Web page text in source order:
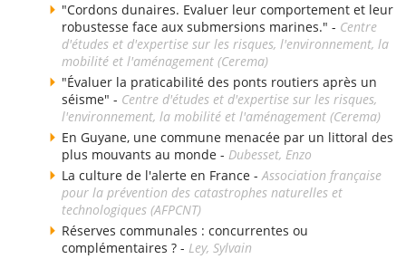
"Cordons dunaires. Evaluer leur comportement et leur
robustesse face aux submersions marines." - Centre
d'études et d'expertise sur les risques, l'environnement, la
mobilité et l'aménagement (Cerema)
"Évaluer la praticabilité des ponts routiers après un
séisme" - Centre d'études et d'expertise sur les risques,
l'environnement, la mobilité et l'aménagement (Cerema)
En Guyane, une commune menacée par un littoral des
plus mouvants au monde - Dubesset, Enzo
La culture de l'alerte en France -Association française
pour la prévention des catastrophes naturelles et
technologiques (AFPCNT)
Réserves communales : concurrentes ou
complémentaires ? - Ley, Sylvain